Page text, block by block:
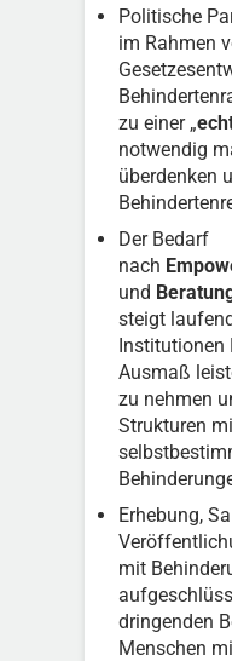
Politische
im Rahmen
zu einer „
notwendig
überdenken
Der Bedarf
nach
und
steigt
Institutionen
Ausmaß
zu nehmen
Strukturen
Erhebung,
mit
dringenden
Menschen